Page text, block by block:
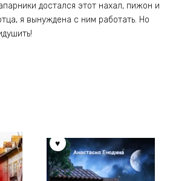
достался этот нахал, пижон и
я вынуждена с ним работать. Но